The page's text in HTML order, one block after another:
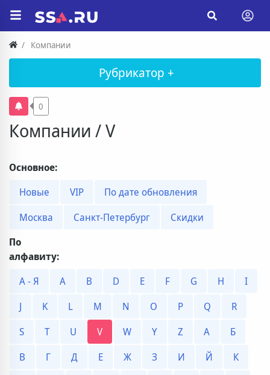
Компании
Рубрикатор +
Компании / V
0
Основное:
Новые
VIP
По дате обновления
Москва
Санкт-Петербург
Скидки
По
алфавиту:
А - Я
A B D E F G H
I
J
K L M N O P Q
R
S
T U V W Y Z А
Б
В
Г Д Е Ж З И Й
К